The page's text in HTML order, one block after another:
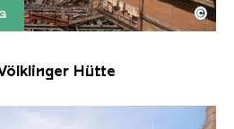
der Völklinger Hütte mit
Völklinger Hütte | Karl
©
Hütte